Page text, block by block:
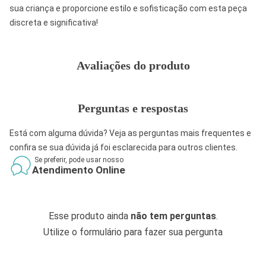
sua criança e proporcione estilo e sofisticação com esta peça
discreta e significativa!
Avaliações do produto
Perguntas e respostas
Está com alguma dúvida? Veja as perguntas mais frequentes e
confira se sua dúvida já foi esclarecida para outros clientes.
Se preferir, pode usar nosso
Atendimento Online
Esse produto ainda não tem perguntas.
Utilize o formulário para fazer sua pergunta